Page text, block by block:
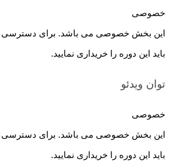
خصوصی
این بخش خصوصی می باشد. برای دسترسی
باید این دوره را خریداری نمایید.
توان ویدئو
خصوصی
این بخش خصوصی می باشد. برای دسترسی
باید این دوره را خریداری نمایید.